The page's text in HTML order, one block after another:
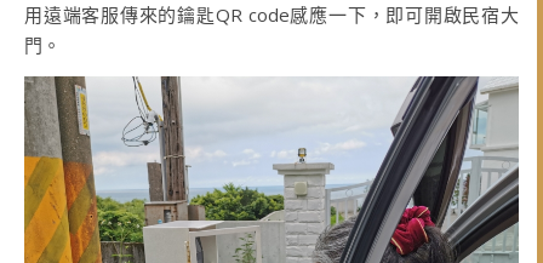
用遠端客服傳來的鑰匙QR code感應一下，即可開啟民宿大
門。